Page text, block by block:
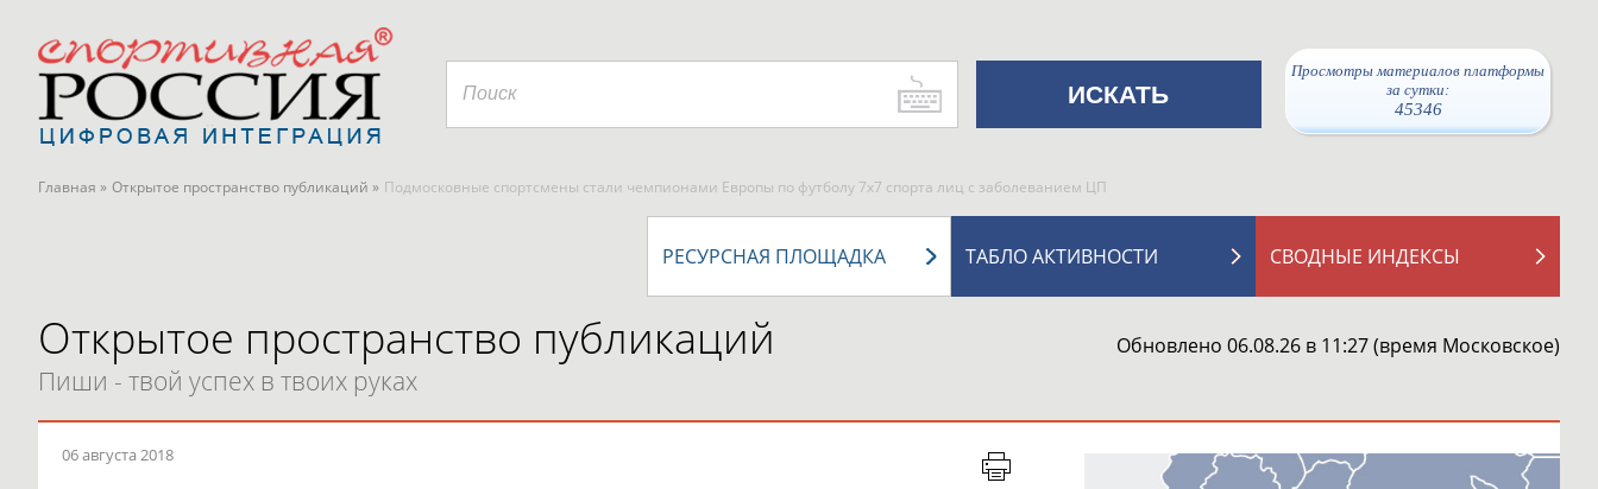
Просмотры материалов платформы
за сутки:
45346
Главная » Открытое пространство публикаций » Подмосковные спортсмены стали чемпионами Европы по футболу 7х7 спорта лиц с заболеванием ЦП
СВОДНЫЕ ИНДЕКСЫ
ТАБЛО АКТИВНОСТИ
РЕСУРСНАЯ ПЛОЩАДКА
Открытое пространство публикаций
Пиши - твой успех в твоих руках
Обновлено 06.08.26 в 11:27 (время Московское)
06 августа 2018